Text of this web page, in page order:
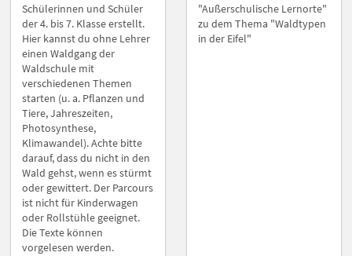
Schülerinnen und Schüler
der 4. bis 7. Klasse erstellt.
Hier kannst du ohne Lehrer
einen Waldgang der
Waldschule mit
verschiedenen Themen
starten (u. a. Pflanzen und
Tiere, Jahreszeiten,
Photosynthese,
Klimawandel). Achte bitte
darauf, dass du nicht in den
Wald gehst, wenn es stürmt
oder gewittert. Der Parcours
ist nicht für Kinderwagen
oder Rollstühle geeignet.
Die Texte können
vorgelesen werden.
"Außerschulische Lernorte"
zu dem Thema "Waldtypen
in der Eifel"